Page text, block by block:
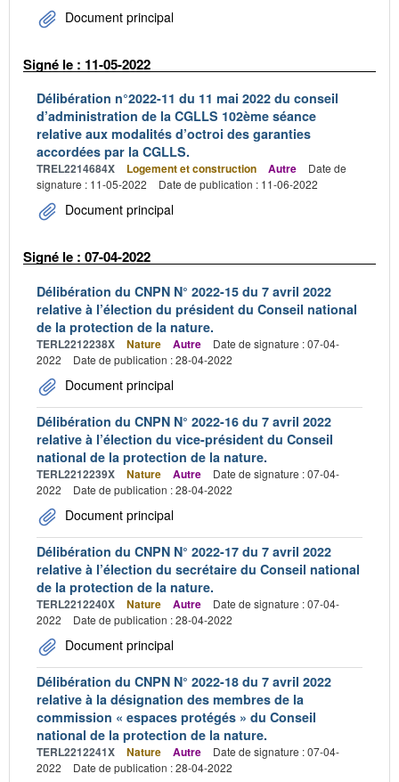
Document principal
Signé le : 11-05-2022
Délibération n°2022-11 du 11 mai 2022 du conseil
d’administration de la CGLLS 102ème séance
relative aux modalités d’octroi des garanties
accordées par la CGLLS.
TREL2214684X Logement et construction Autre
Date de
signature : 11-05-2022
Date de publication : 11-06-2022
Document principal
Signé le : 07-04-2022
Délibération du CNPN N° 2022-15 du 7 avril 2022
relative à l’élection du président du Conseil national
de la protection de la nature.
TERL2212238X Nature Autre
Date de signature : 07-04-
2022
Date de publication : 28-04-2022
Document principal
Délibération du CNPN N° 2022-16 du 7 avril 2022
relative à l’élection du vice-président du Conseil
national de la protection de la nature.
TERL2212239X Nature Autre
Date de signature : 07-04-
2022
Date de publication : 28-04-2022
Document principal
Délibération du CNPN N° 2022-17 du 7 avril 2022
relative à l’élection du secrétaire du Conseil national
de la protection de la nature.
TERL2212240X Nature Autre
Date de signature : 07-04-
2022
Date de publication : 28-04-2022
Document principal
Délibération du CNPN N° 2022-18 du 7 avril 2022
relative à la désignation des membres de la
commission « espaces protégés » du Conseil
national de la protection de la nature.
TERL2212241X Nature Autre
Date de signature : 07-04-
2022
Date de publication : 28-04-2022